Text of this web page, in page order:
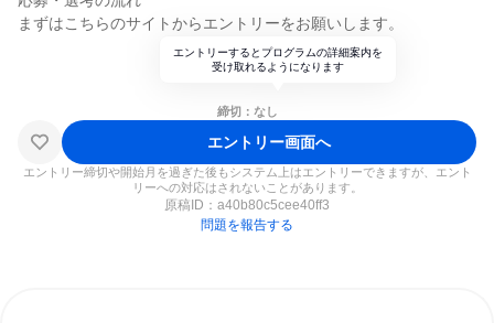
まずはこちらのサイトからエントリーをお願いします。
エントリーするとプログラムの詳細案内を
受け取れるようになります
締切：なし
エントリー画面へ
エントリー締切や開始月を過ぎた後もシステム上はエントリーできますが、エント
リーへの対応はされないことがあります。
原稿ID： a40b80c5cee40ff3
問題を報告する